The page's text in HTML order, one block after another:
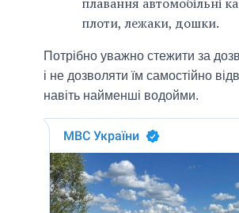
плоти, лежаки, дошки.
Потрібно уважно стежити за
і не дозволяти їм самостійно
навіть найменші водойми.